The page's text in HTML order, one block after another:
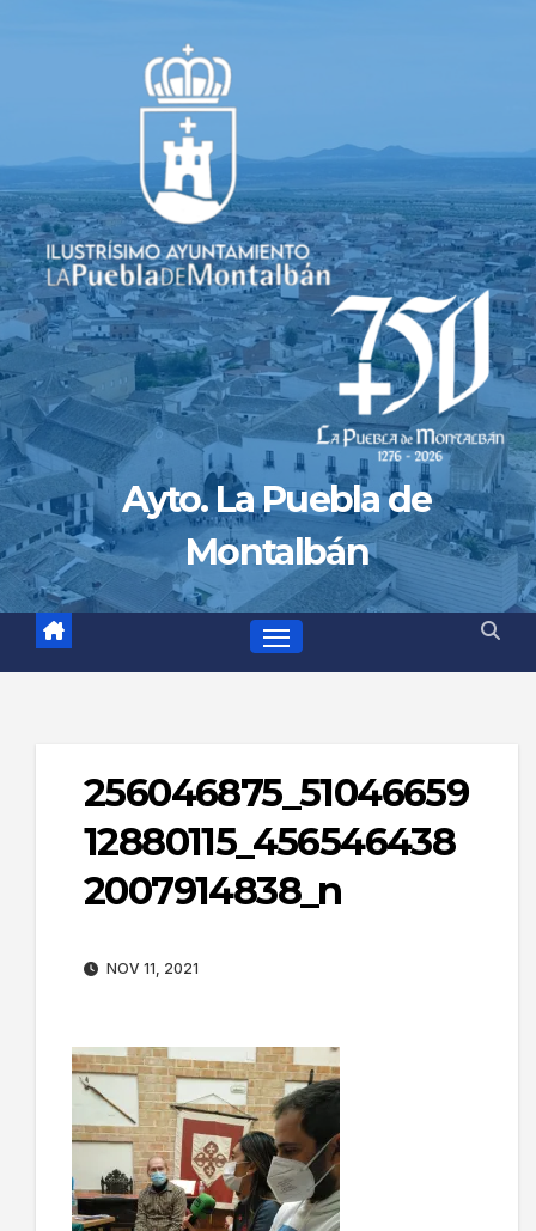
Ayto. La Puebla de
Montalbán
256046875_51046659
12880115_456546438
2007914838_n
NOV 11, 2021